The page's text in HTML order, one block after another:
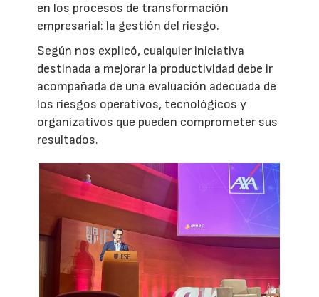
en los procesos de transformación
empresarial: la gestión del riesgo.
Según nos explicó, cualquier iniciativa
destinada a mejorar la productividad debe ir
acompañada de una evaluación adecuada de
los riesgos operativos, tecnológicos y
organizativos que pueden comprometer sus
resultados.